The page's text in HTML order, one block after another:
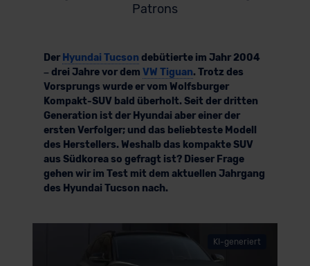
Patrons
Der Hyundai Tucson debütierte im Jahr 2004
– drei Jahre vor dem VW Tiguan. Trotz des
Vorsprungs wurde er vom Wolfsburger
Kompakt-SUV bald überholt. Seit der dritten
Generation ist der Hyundai aber einer der
ersten Verfolger; und das beliebteste Modell
des Herstellers. Weshalb das kompakte SUV
aus Südkorea so gefragt ist? Dieser Frage
gehen wir im Test mit dem aktuellen Jahrgang
des Hyundai Tucson nach.
KI-generiert